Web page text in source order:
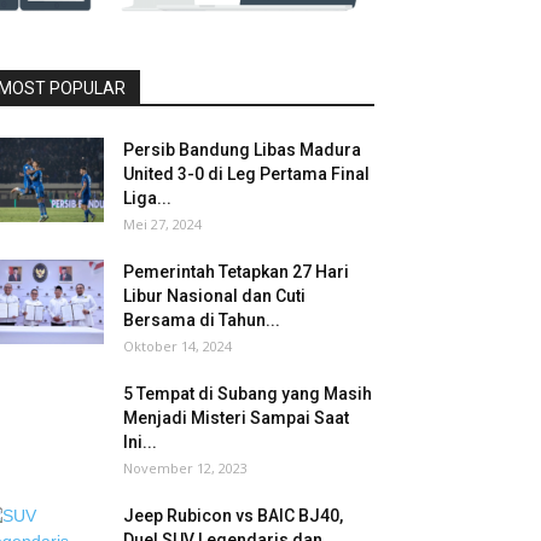
POPULAR
Persib Bandung Libas Madura
United 3-0 di Leg Pertama Final
Liga...
Mei 27, 2024
Pemerintah Tetapkan 27 Hari
Libur Nasional dan Cuti
Bersama di Tahun...
Oktober 14, 2024
5 Tempat di Subang yang Masih
Menjadi Misteri Sampai Saat
Ini...
November 12, 2023
Jeep Rubicon vs BAIC BJ40,